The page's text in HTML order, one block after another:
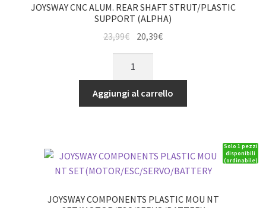
(JY8301V3)
quantità
JOYSWAY CNC ALUM. REAR SHAFT STRUT/PLASTIC
SUPPORT (ALPHA)
23,99€
prezzo
originale
era:
23,99€.
20,39€Il
è:
20,39€.
ALUM.
REAR
quantità
Aggiungi al carrello
Solo 1 pezzi
disponibili
(ordinabile)
JOYSWAY COMPONENTS PLASTIC MOU NT